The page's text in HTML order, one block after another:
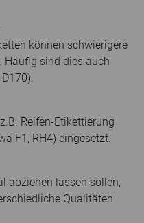
können schwierigere
Häufig sind dies auch
Reifen-Etikettierung
F1, RH4) eingesetzt.
abziehen lassen sollen,
Qualitäten